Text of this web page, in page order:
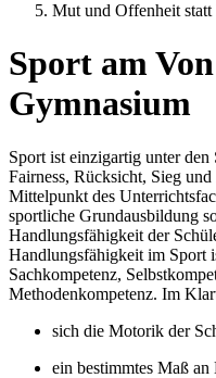
Mut und Offenheit statt
Sport am
Gymnasium
Sport ist einzigartig unter
Fairness, Rücksicht, Sieg
Mittelpunkt des
sportliche Grundausbildung
Handlungsfähigkeit der
Handlungsfähigkeit im Sport
Sachkompetenz,
Methodenkompetenz. Im
sich die Motorik der
ein bestimmtes Maß